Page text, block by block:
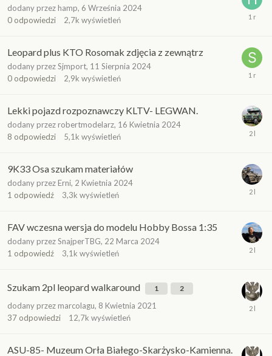
dodany przez hamp, 6 Września 2024
0 odpowiedzi 2,7k wyświetleń
Leopard plus KTO Rosomak zdjęcia z zewnątrz
dodany przezSjmport, 11 Sierpnia 2024
0 odpowiedzi 2,9k wyświetleń
Lekki pojazd rozpoznawczy KLTV- LEGWAN.
dodany przez robertmodelarz, 16 Kwietnia 2024
8 odpowiedzi 5,1k wyświetleń
9K33 Osa szukam materiałów
dodany przez Erni, 2 Kwietnia 2024
1 odpowiedź 3,3k wyświetleń
FAV wczesna wersja do modelu Hobby Bossa 1:35
dodany przezSnajperTBG, 22 Marca 2024
1 odpowiedź 3,1k wyświetleń
Szukam 2pl leopard walkaround 1 2
dodany przez marcolagu, 8 Kwietnia 2021
37 odpowiedzi 12,7k wyświetleń
ASU-85- Muzeum Orła Białego-Skarżysko-Kamienna.